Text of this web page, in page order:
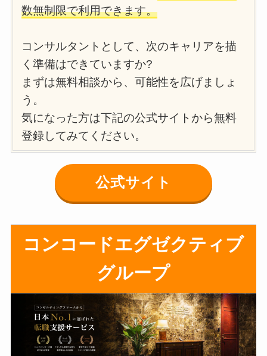
数無制限で利用できます。
コンサルタントとして、次のキャリアを描
く準備はできていますか?
まずは無料相談から、可能性を広げましょ
う。
気になった方は下記の公式サイトから無料
登録してみてください。
公式サイト
コンコードエグゼクティブ
グループ